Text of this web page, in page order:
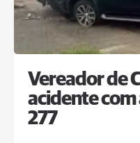
Vereador de
acidente com
277